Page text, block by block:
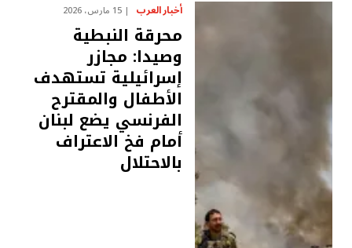
أخبار العرب 15 مارس، 2026
محرقة النبطية
وصيدا: مجازر
إسرائيلية تستهدف
الأطفال والمقترح
الفرنسي يضع لبنان
أمام فخ الاعتراف
بالاحتلال